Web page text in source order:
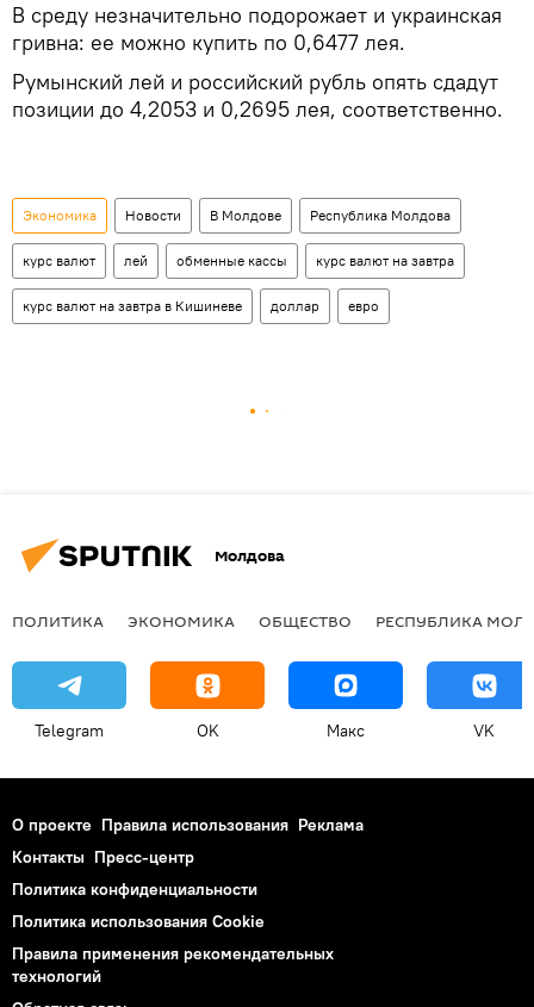
В среду незначительно подорожает и украинская
гривна: ее можно купить по 0,6477 лея.
Румынский лей и российский рубль опять сдадут
позиции до 4,2053 и 0,2695 лея, соответственно.
Экономика Новости В Молдове Республика Молдова
курс валют лей обменные кассы курс валют на завтра
курс валют на завтра в Кишиневе доллар евро
Молдова
ПОЛИТИКА ЭКОНОМИКА ОБЩЕСТВО РЕСПУБЛИКА
Telegram OK Макс VK
О проекте Правила использования Реклама
Контакты Пресс-центр
Политика конфиденциальности
Политика использования Cookie
Правила применения рекомендательных
технологий